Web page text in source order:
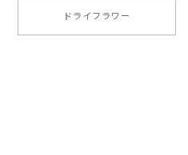
ドライフラワー